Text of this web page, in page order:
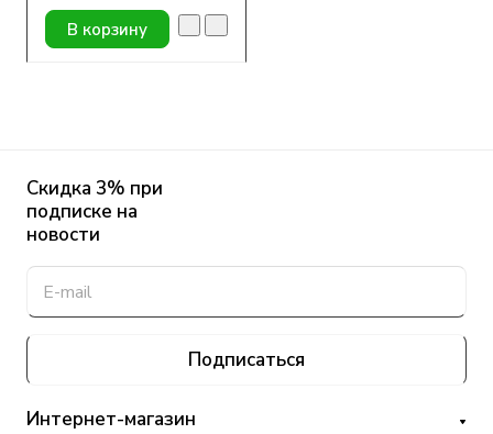
В корзину
Скидка 3% при
подписке на
новости
Подписаться
Интернет-магазин